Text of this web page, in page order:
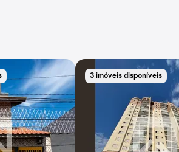
3 imóveis disponíveis